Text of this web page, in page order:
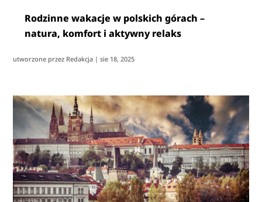
Rodzinne wakacje w polskich górach –
natura, komfort i aktywny relaks
utworzone przez Redakcja |sie 18, 2025